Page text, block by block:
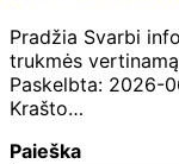
Pradžia Svarbi
trukmės
Paskelbta: 2026-
Krašto…
Paieška